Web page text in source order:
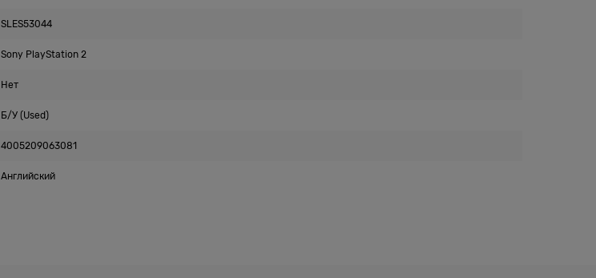
SLES53044
Sony PlayStation 2
Нет
Б/У (Used)
4005209063081
Английский